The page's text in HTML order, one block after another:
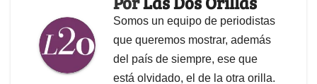
Somos un equipo de periodistas
que queremos mostrar, además
del país de siempre, ese que
está olvidado, el de la otra orilla.